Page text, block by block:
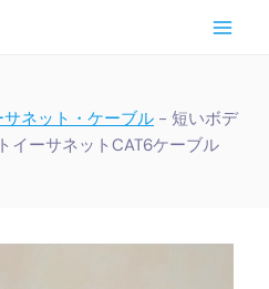
ネット・ケーブル - 短いボデ
イーサネットCAT6ケーブル